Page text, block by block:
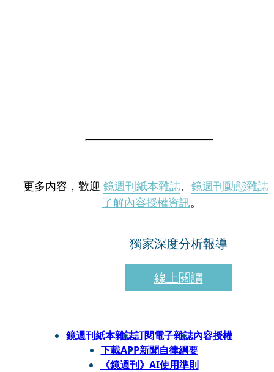
更多內容，歡迎 鏡週刊紙本雜誌、 鏡週刊動態雜誌
了解內容授權資訊。
獨家深度分析報導
線上閱讀
鏡週刊紙本雜誌訂閱電子雜誌內容授權
下載APP新聞自律綱要
《鏡週刊》AI使用準則